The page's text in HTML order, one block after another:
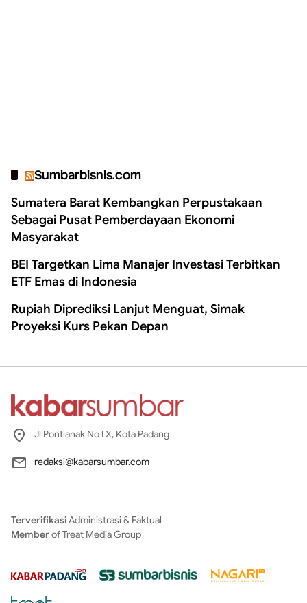
Sumbarbisnis.com
Sumatera Barat Kembangkan Perpustakaan
Sebagai Pusat Pemberdayaan Ekonomi
Masyarakat
BEI Targetkan Lima Manajer Investasi Terbitkan
ETF Emas di Indonesia
Rupiah Diprediksi Lanjut Menguat, Simak
Proyeksi Kurs Pekan Depan
Jl Pontianak No I X, Kota Padang
redaksi@kabarsumbar.com
TerverifikasiAdministrasi & Faktual
Memberof Treat Media Group